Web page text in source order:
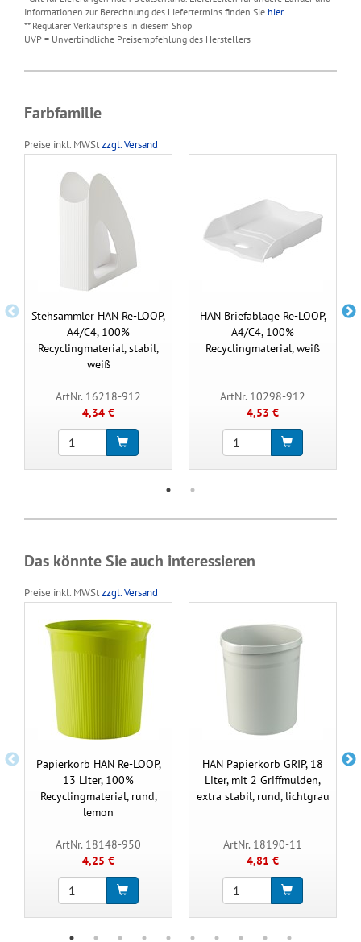
Informationen zur Berechnung des Liefertermins finden Sie hier.
** Regulärer Verkaufspreis in diesem Shop
UVP = Unverbindliche Preisempfehlung des Herstellers
Farbfamilie
Preise inkl. MWStzzgl. Versand
Stehsammler HAN Re-LOOP,
A4/C4, 100%
Recyclingmaterial, stabil,
weiß
ArtNr. 16218-912
4,34 €
HAN Briefablage Re-LOOP,
A4/C4, 100%
Recyclingmaterial, weiß
ArtNr. 10298-912
4,53 €
Das könnte Sie auch interessieren
Preise inkl. MWStzzgl. Versand
Papierkorb HAN Re-LOOP,
13 Liter, 100%
Recyclingmaterial, rund,
lemon
ArtNr. 18148-950
4,25 €
HAN Papierkorb GRIP, 18
Liter, mit 2 Griffmulden,
extra stabil, rund, lichtgrau
ArtNr. 18190-11
4,81 €